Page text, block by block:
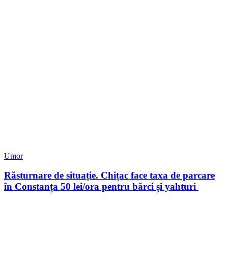
Umor
Răsturnare de situație. Chițac face taxa de parcare
în Constanța 50 lei/ora pentru bărci și yahturi